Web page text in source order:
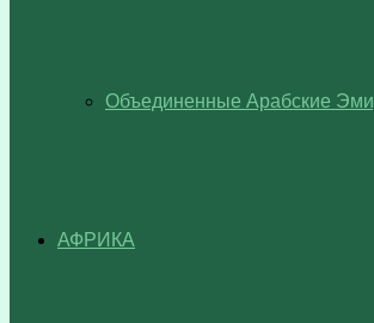
Объединенные Арабские
АФРИКА